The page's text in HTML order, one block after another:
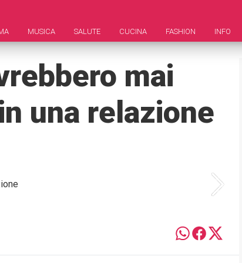
MUSICA SALUTE CUCINA FASHION INFO
mai
una relazione